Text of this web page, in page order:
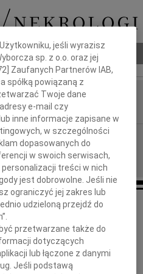
pogrzebowy
Ogłoza
2013 roku, przeżywszy 89 lat zmarł
inż. Zygmunt Ogłoza
jeśli wyrazisz
sp. z o.o. oraz jej
] Zaufanych Partnerów IAB,
spółką powiązaną z
Twoje dane
e-mail czy
inne informacje zapisane w
w szczególności
dopasowanych do
w swoich serwisach,
treści w nich
jest dobrowolne. Jeśli nie
ograniczyć jej zakres lub
udzieloną przejdź do
przetwarzane także do
dotyczących
lub łączone z danymi
Jeśli podstawą